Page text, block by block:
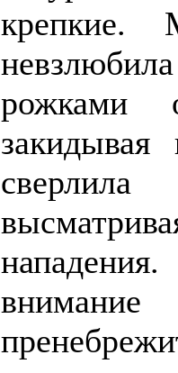
крепкие.
рожками